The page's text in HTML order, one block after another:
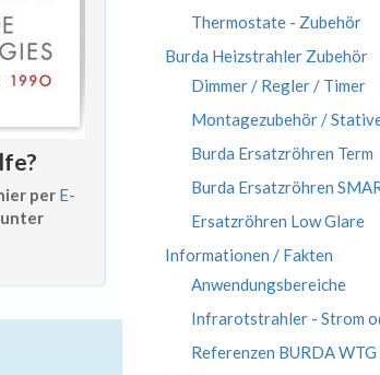
per E-
Thermostate - Zubehör
Burda Heizstrahler Zubehör
Dimmer / Regler / Timer
Montagezubehör /
Burda Ersatzröhren Term
Burda Ersatzröhren
Ersatzröhren Low Glare
Informationen / Fakten
Anwendungsbereiche
Infrarotstrahler - Strom
Referenzen BURDA WTG